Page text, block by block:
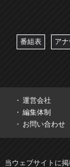
番組表 ア
運営会社
編集体制
お問い合わせ
当ウェブサイトに